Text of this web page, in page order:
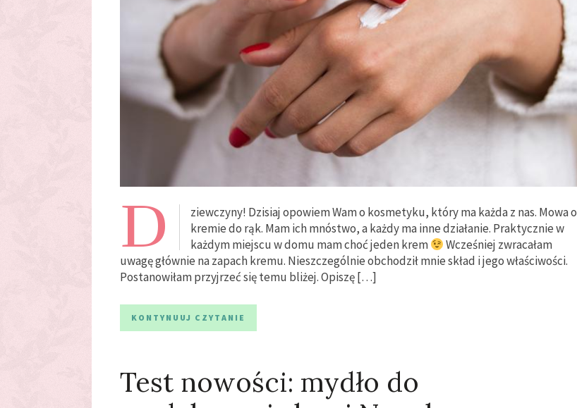
D
ziewczyny! Dzisiaj opowiem Wam o kosmetyku, który ma każda z nas. Mowa o
kremie do rąk. Mam ich mnóstwo, a każdy ma inne działanie. Praktycznie w
każdym miejscu w domu mam choć jeden krem
Wcześniej zwracałam
uwagę głównie na zapach kremu. Nieszczególnie obchodził mnie skład i jego właściwości.
Postanowiłam przyjrzeć się temu bliżej. Opiszę […]
KONTYNUUJ CZYTANIE
Test nowości: mydło do